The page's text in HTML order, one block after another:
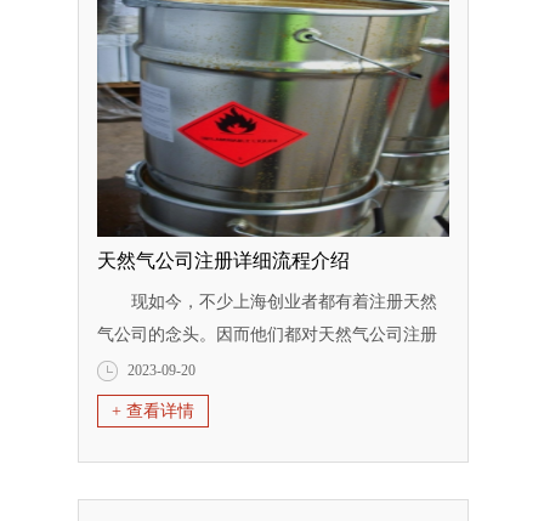
危...
天然气公司注册详细流程介绍
现如今，不少上海创业者都有着注册天然
气公司的念头。因而他们都对天然气公司注册
相关事项格外关注，尤其是有关“天然气公司注
册流程”以及“天然气公司注册费用”这两大方面
的问题。可以说，创业者若想要使得天然气公
司注册顺利进行，必须要对这些事项进行具体
了解。接下来，在本文中，我们将对此进行解
2023-09-20
+ 查看详情